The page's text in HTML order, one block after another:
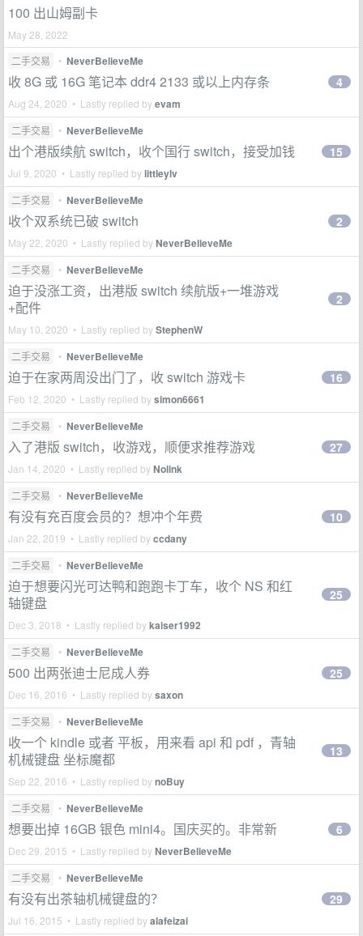
100 出山姆副卡
May 28, 2022
二手交易
• NeverBelieveMe
收 8G 或 16G 笔记本 ddr4 2133 或以上内存条
Aug 24, 2020 • Lastly replied byevam
4
二手交易 • NeverBelieveMe
出个港版续航 switch，收个国行 switch，接受加钱
Jul 9, 2020 • Lastly replied bylittleylv
15
二手交易 • NeverBelieveMe
收个双系统已破 switch
May 22, 2020 • Lastly replied byNeverBelieveMe
2
二手交易 • NeverBelieveMe
迫于没涨工资，出港版 switch 续航版+一堆游戏
+配件
May 10, 2020 • Lastly replied byStephenW
2
二手交易 • NeverBelieveMe
迫于在家两周没出门了，收 switch 游戏卡
Feb 12, 2020 • Lastly replied bysimon6661
16
二手交易 • NeverBelieveMe
入了港版 switch，收游戏，顺便求推荐游戏
Jan 14, 2020 • Lastly replied byNolink
27
二手交易 • NeverBelieveMe
有没有充百度会员的？想冲个年费
Jan 22, 2019 • Lastly replied byccdany
10
二手交易 • NeverBelieveMe
迫于想要闪光可达鸭和跑跑卡丁车，收个 NS 和红
轴键盘
Dec 3, 2018 • Lastly replied bykaiser1992
25
二手交易 • NeverBelieveMe
500 出两张迪士尼成人券
Dec 16, 2016 • Lastly replied bysaxon
25
二手交易 • NeverBelieveMe
收一个 kindle 或者 平板，用来看 api 和 pdf ，青轴
机械键盘 坐标魔都
Sep 22, 2016 • Lastly replied bynoBuy
13
二手交易 • NeverBelieveMe
想要出掉 16GB 银色 mini4。国庆买的。非常新
Dec 29, 2015 • Lastly replied byNeverBelieveMe
6
二手交易 • NeverBelieveMe
有没有出茶轴机械键盘的？
Jul 16, 2015 • Lastly replied byalafeizai
29